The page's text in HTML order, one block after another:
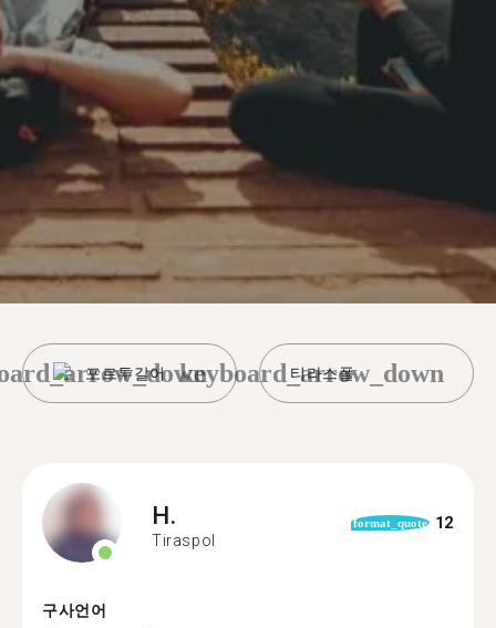
포르투갈어 티라스폴
keyboard_arrow_down
H.
Tiraspol
format_quote 12
구사언어